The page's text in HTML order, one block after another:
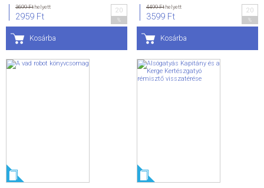
3699 Fthelyett
2959 Ft
20
Kosárba
4499 Fthelyett
3599 Ft
20
Kosárba